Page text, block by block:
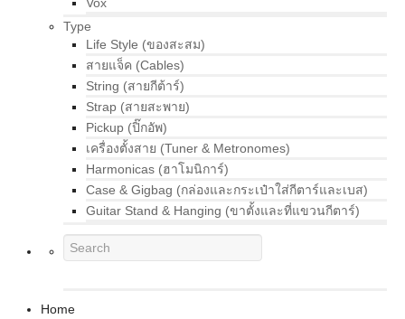
Type
Life Style (ของสะสม)
สายแจ็ค (Cables)
String (สายกีต้าร์)
Strap (สายสะพาย)
Pickup (ปิ๊กอัพ)
เครื่องตั้งสาย (Tuner & Metronomes)
Harmonicas (ฮาโมนิการ์)
Case & Gigbag (กล่องและกระเป๋าใส่กีตาร์และเบส)
Guitar Stand & Hanging (ขาตั้งและที่แขวนกีตาร์)
Home